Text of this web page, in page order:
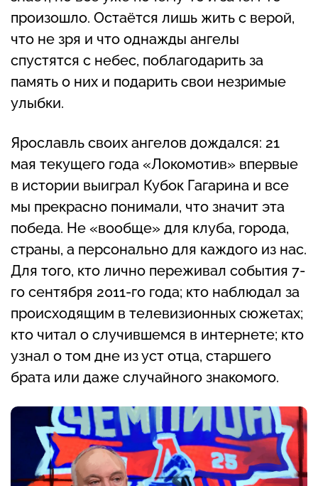
произошло. Остаётся лишь жить с верой,
что не зря и что однажды ангелы
спустятся с небес, поблагодарить за
память о них и подарить свои незримые
улыбки.
Ярославль своих ангелов дождался: 21
мая текущего года «Локомотив» впервые
в истории выиграл Кубок Гагарина и все
мы прекрасно понимали, что значит эта
победа. Не «вообще» для клуба, города,
страны, а персонально для каждого из нас.
Для того, кто лично переживал события 7-
го сентября 2011-го года; кто наблюдал за
происходящим в телевизионных сюжетах;
кто читал о случившемся в интернете; кто
узнал о том дне из уст отца, старшего
брата или даже случайного знакомого.